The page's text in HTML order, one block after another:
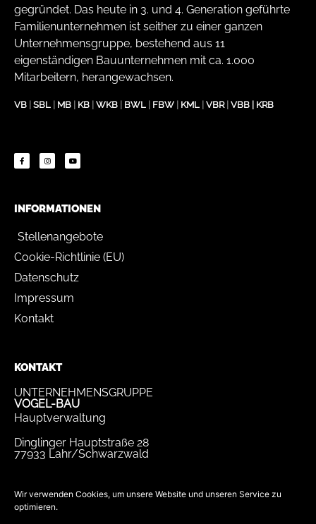
Wir verwenden Cookies, um unsere Website und unseren Service zu
optimieren.
gegründet. Das heute in 3. und 4. Generation geführte
Familienunternehmen ist seither zu einer ganzen
Unternehmensgruppe, bestehend aus 11
eigenständigen Bauunternehmen mit ca. 1.000
Mitarbeitern, herangewachsen.
VB SBL MB KB WKB BWL FBW KML VBR| VBB KRB
INFORMATIONEN
Stellenangebote
Cookie-Richtlinie (EU)
Datenschutz
Impressum
Kontakt
KONTAKT
UNTERNEHMENSGRUPPE
VOGEL-BAU
Hauptverwaltung
Dinglinger Hauptstraße 28
77933 Lahr/Schwarzwald
bewerbung@vogel-bau.de